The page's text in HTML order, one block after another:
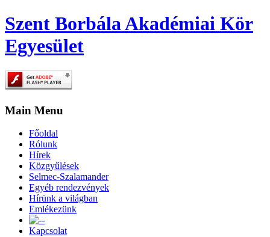
Szent Borbála Akadémiai Kör
Egyesület
Main Menu
Főoldal
Rólunk
Hírek
Közgyűlések
Selmec-Szalamander
Egyéb rendezvények
Hírünk a világban
Emlékezünk
-
Kapcsolat